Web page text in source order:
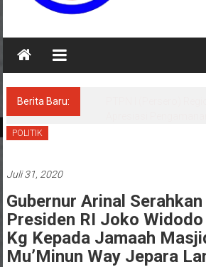
LINKARUTAMA.COM
Mitra
Terpercaya
Berita Baru:
POLITIK
Juli 31, 2020
Gubernur Arinal
Presiden RI Joko
Kg Kepada Jamaah
Mu’Minun Way Jepara